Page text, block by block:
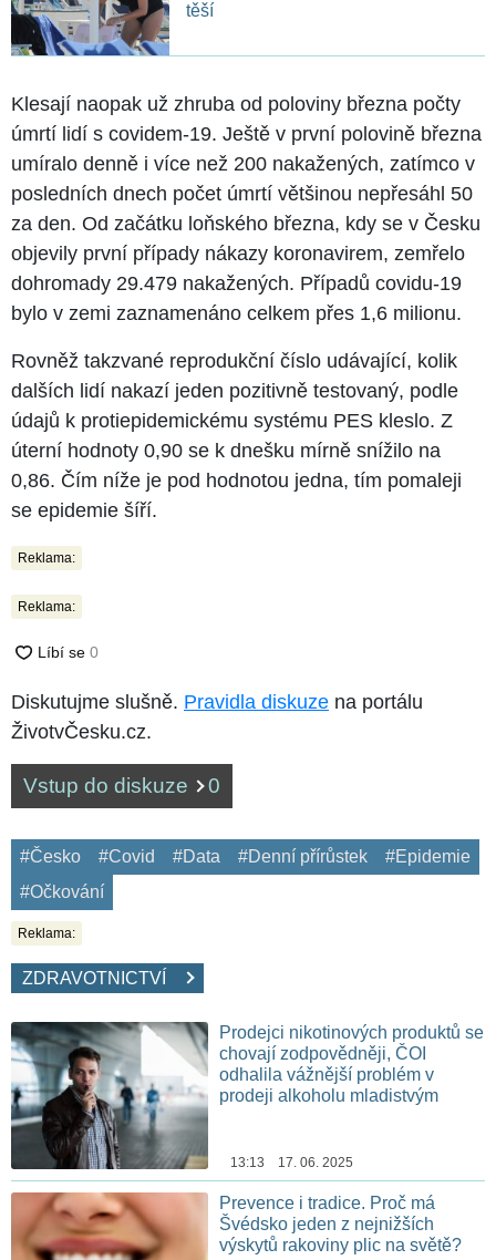
těší
Klesají naopak už zhruba od poloviny března počty
úmrtí lidí s covidem-19. Ještě v první polovině března
umíralo denně i více než 200 nakažených, zatímco v
posledních dnech počet úmrtí většinou nepřesáhl 50
za den. Od začátku loňského března, kdy se v Česku
objevily první případy nákazy koronavirem, zemřelo
dohromady 29.479 nakažených. Případů covidu-19
bylo v zemi zaznamenáno celkem přes 1,6 milionu.
Rovněž takzvané reprodukční číslo udávající, kolik
dalších lidí nakazí jeden pozitivně testovaný, podle
údajů k protiepidemickému systému PES kleslo. Z
úterní hodnoty 0,90 se k dnešku mírně snížilo na
0,86. Čím níže je pod hodnotou jedna, tím pomaleji
se epidemie šíří.
Reklama:
Reklama:
Diskutujme slušně. Pravidla diskuze na portálu
ŽivotvČesku.cz.
Vstup do diskuze 0
#Česko #Covid #Data #Denní přírůstek
#Epidemie
#Očkování
Reklama:
ZDRAVOTNICTVÍ
Prodejci nikotinových produktů se
chovají zodpovědněji, ČOI
odhalila vážnější problém v
prodeji alkoholu mladistvým
13:13 17. 06. 2025
Prevence i tradice. Proč má
Švédsko jeden z nejnižších
výskytů rakoviny plic na světě?